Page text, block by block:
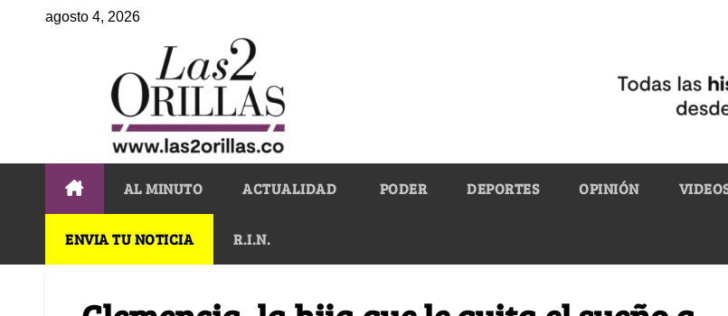
agosto 4, 2026
AL MINUTO ACTUALIDAD PODER DEPORTES OPINIÓN
ENVIA TU NOTICIA R.I.N.